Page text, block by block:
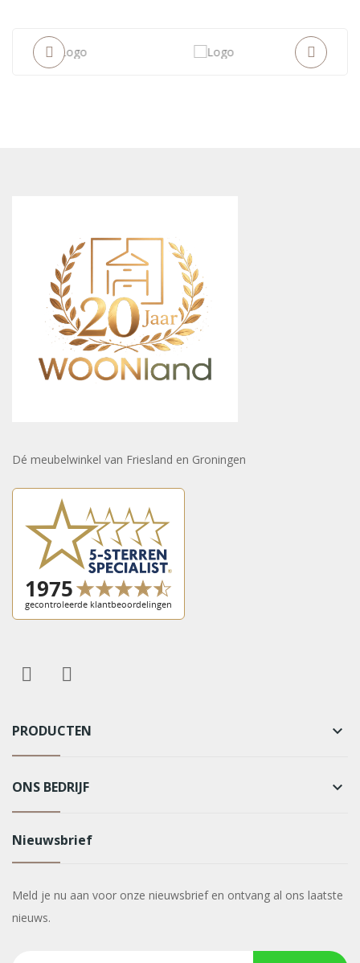
Dé meubelwinkel van Friesland en Groningen
PRODUCTEN keyboard_arrow_down
ONS BEDRIJF keyboard_arrow_down
Nieuwsbrief
Meld je nu aan voor onze nieuwsbrief en ontvang al ons laatste
nieuws.